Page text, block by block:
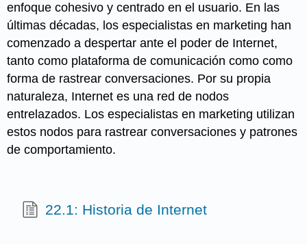
enfoque cohesivo y centrado en el usuario. En las
últimas décadas, los especialistas en marketing han
comenzado a despertar ante el poder de Internet,
tanto como plataforma de comunicación como como
forma de rastrear conversaciones. Por su propia
naturaleza, Internet es una red de nodos
entrelazados. Los especialistas en marketing utilizan
estos nodos para rastrear conversaciones y patrones
de comportamiento.
22.1: Historia de Internet